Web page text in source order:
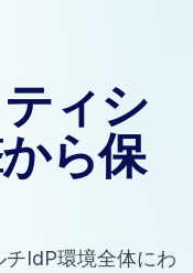
ィシ
ら保
IdP環境全体にわ